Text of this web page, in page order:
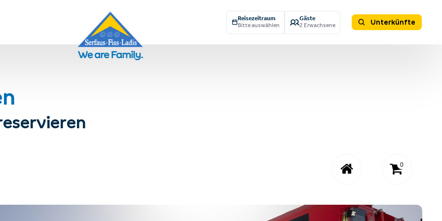
Reisezeitraum
Bitte auswählen
Gäste
2 Erwachsene
Unterkünfte